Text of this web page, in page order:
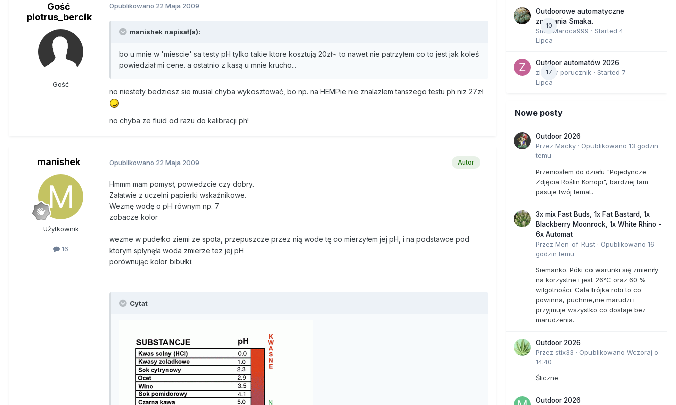
Gość
piotrus_bercik
Gość
Opublikowano 22 Maja 2009
manishek napisał(a):
bo u mnie w 'miescie' sa testy pH tylko takie ktore kosztują 20zł~ to nawet nie patrzyłem co to jest jak koleś
powiedział mi cene. a ostatnio z kasą u mnie krucho...
no niestety bedziesz sie musial chyba wykosztować, bo np. na HEMPie nie znalazlem tanszego testu ph niz 27zł
no chyba ze fluid od razu do kalibracji ph!
manishek
Użytkownik
16
Autor
Opublikowano 22 Maja 2009
Hmmm mam pomysł, powiedzcie czy dobry.
Załatwie z uczelni papierki wskaźnikowe.
Wezmę wodę o pH równym np. 7
zobacze kolor
wezme w pudełko ziemi ze spota, przepuszcze przez nią wode tę co mierzyłem jej pH, i na podstawce pod
ktorym spłynęła woda zmierze tez jej pH
porównując kolor bibułki:
Cytat
10
Outdoorowe automatyczne
zmagania Smaka.
SmakMaroca999 · Started 4
Lipca
17
Outdoor automatów 2026
zielony_porucznik · Started 7
Lipca
Nowe posty
Outdoor 2026
Przez Macky · Opublikowano 13 godzin
temu
Przeniosłem do działu "Pojedyncze
Zdjęcia Roślin Konopi", bardziej tam
pasuje twój temat.
3x mix Fast Buds, 1x Fat Bastard, 1x
Blackberry Moonrock, 1x White Rhino -
6x Automat
Przez Men_of_Rust · Opublikowano 16
godzin temu
Siemanko. Póki co warunki się zmieniły
na korzystne i jest 26°C oraz 60 %
wilgotności. Cała trójka robi to co
powinna, puchnie,nie marudzi i
przyjmuje wszystko co dostaje bez
marudzenia.
Outdoor 2026
Przez stix33 · Opublikowano Wczoraj o
14:40
Śliczne
Outdoor 2026